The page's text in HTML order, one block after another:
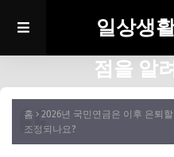
일상생
점을 알
홈
2026년 국민연금은 이후 은퇴
조정되나요?